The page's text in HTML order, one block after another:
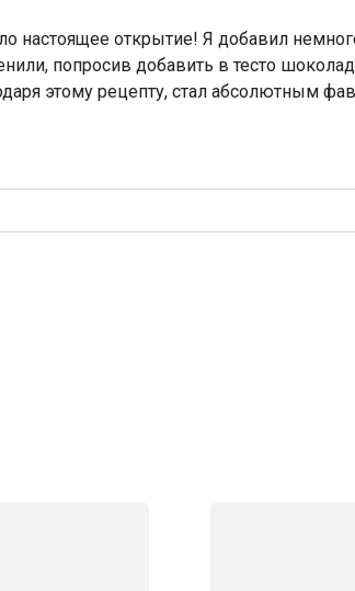
настоящее открытие! Я добавил
попросив добавить в тесто
этому рецепту, стал абсолютным